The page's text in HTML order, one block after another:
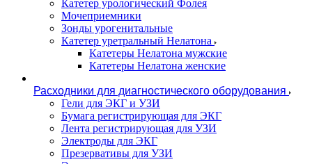
Катетер урологический Фолея
Мочеприемники
Зонды урогенитальные
Катетер уретральный Нелатона
Катетеры Нелатона мужские
Катетеры Нелатона женские
Расходники для диагностического оборудования
Гели для ЭКГ и УЗИ
Бумага регистрирующая для ЭКГ
Лента регистрирующая для УЗИ
Электроды для ЭКГ
Презервативы для УЗИ